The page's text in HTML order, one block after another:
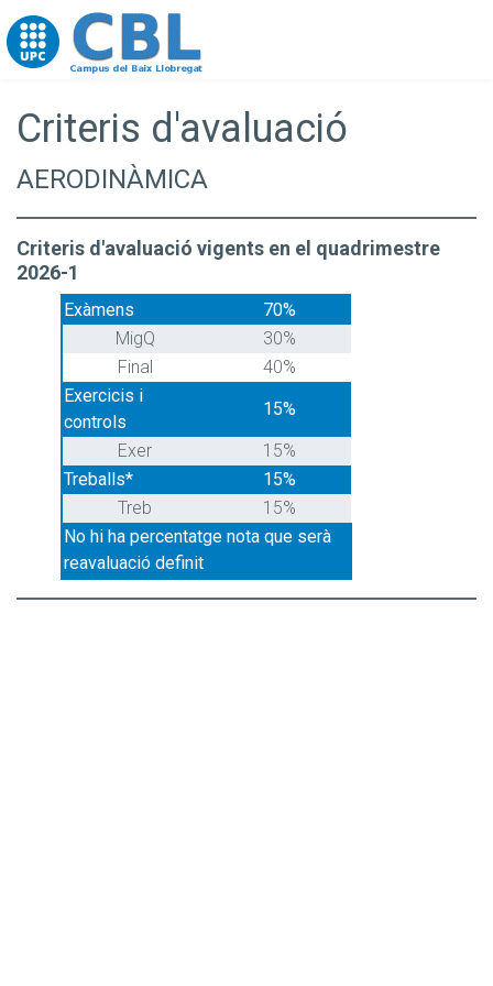
Go to upc.edu
Criteris d'avaluació
AERODINÀMICA
Criteris d'avaluació vigents en el quadrimestre
2026-1
Exàmens
70%
MigQ
30%
Final
40%
Exercicis i
controls
15%
Exer
15%
Treballs*
15%
Treb
15%
No hi ha percentatge nota que serà
reavaluació definit